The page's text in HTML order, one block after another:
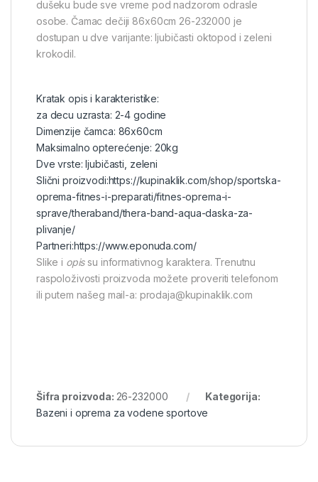
dušeku bude sve vreme pod nadzorom odrasle
osobe. Čamac dečiji 86x60cm 26-232000 je
dostupan u dve varijante: ljubičasti oktopod i zeleni
krokodil.
Kratak opis i karakteristike:
za decu uzrasta: 2-4 godine
Dimenzije čamca: 86x60cm
Maksimalno opterećenje: 20kg
Dve vrste: ljubičasti, zeleni
Slični proizvodi:https://kupinaklik.com/shop/sportska-
oprema-fitnes-i-preparati/fitnes-oprema-i-
sprave/theraband/thera-band-aqua-daska-za-
plivanje/
Partneri:https://www.eponuda.com/
Slike i opissu informativnog karaktera. Trenutnu
raspoloživosti proizvoda možete proveriti telefonom
ili putem našeg mail-a: prodaja@kupinaklik.com
Šifra proizvoda: 26-232000
Kategorija:
Bazeni i oprema za vodene sportove